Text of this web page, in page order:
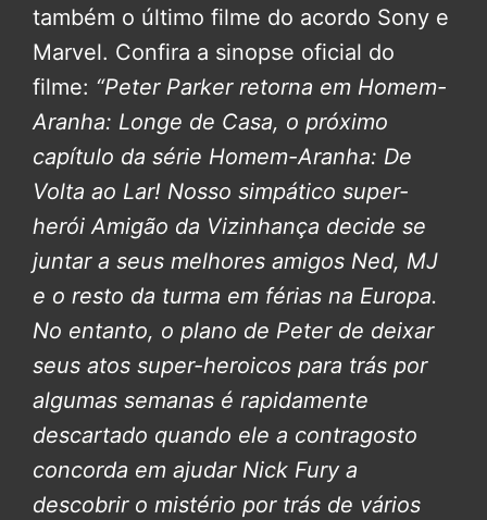
também o último filme do acordo Sony e
Marvel. Confira a sinopse oficial do
filme: “Peter Parker retorna em Homem-
Aranha: Longe de Casa, o próximo
capítulo da série Homem-Aranha: De
Volta ao Lar! Nosso simpático super-
herói Amigão da Vizinhança decide se
juntar a seus melhores amigos Ned, MJ
e o resto da turma em férias na Europa.
No entanto, o plano de Peter de deixar
seus atos super-heroicos para trás por
algumas semanas é rapidamente
descartado quando ele a contragosto
concorda em ajudar Nick Fury a
descobrir o mistério por trás de vários